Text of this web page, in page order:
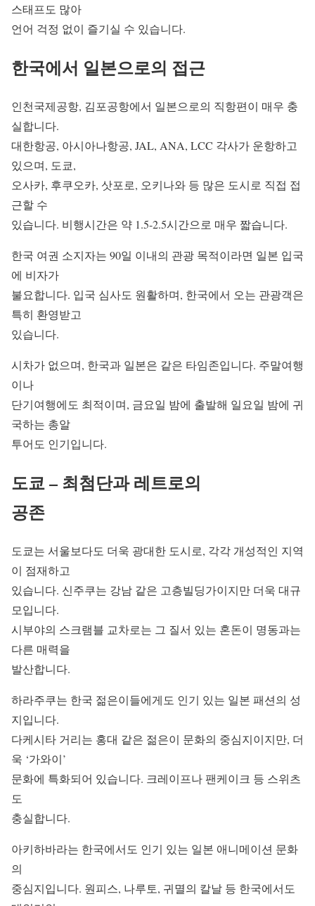
스태프도 많아
언어 걱정 없이 즐기실 수 있습니다.
한국에서 일본으로의 접근
인천국제공항, 김포공항에서 일본으로의 직항편이 매우 충
실합니다.
대한항공, 아시아나항공, JAL, ANA, LCC 각사가 운항하고
있으며, 도쿄,
오사카, 후쿠오카, 삿포로, 오키나와 등 많은 도시로 직접 접
근할 수
있습니다. 비행시간은 약 1.5-2.5시간으로 매우 짧습니다.
한국 여권 소지자는 90일 이내의 관광 목적이라면 일본 입국
에 비자가
불요합니다. 입국 심사도 원활하며, 한국에서 오는 관광객은
특히 환영받고
있습니다.
시차가 없으며, 한국과 일본은 같은 타임존입니다. 주말여행
이나
단기여행에도 최적이며, 금요일 밤에 출발해 일요일 밤에 귀
국하는 총알
투어도 인기입니다.
도쿄 – 최첨단과 레트로의
공존
도쿄는 서울보다도 더욱 광대한 도시로, 각각 개성적인 지역
이 점재하고
있습니다. 신주쿠는 강남 같은 고층빌딩가이지만 더욱 대규
모입니다.
시부야의 스크램블 교차로는 그 질서 있는 혼돈이 명동과는
다른 매력을
발산합니다.
하라주쿠는 한국 젊은이들에게도 인기 있는 일본 패션의 성
지입니다.
다케시타 거리는 홍대 같은 젊은이 문화의 중심지이지만, 더
욱 ‘가와이’
문화에 특화되어 있습니다. 크레이프나 팬케이크 등 스위츠
도
충실합니다.
아키하바라는 한국에서도 인기 있는 일본 애니메이션 문화
의
중심지입니다. 원피스, 나루토, 귀멸의 칼날 등 한국에서도